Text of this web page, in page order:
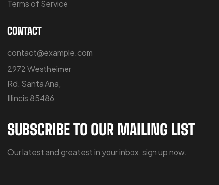
Terms of Service
CONTACT
contact@example.com
2972 Westheimer
Rd. Santa Ana,
Illinois 85486
SUBSCRIBE TO OUR MAILING LIST
Our latest and greatest in your inbox, sign up now.